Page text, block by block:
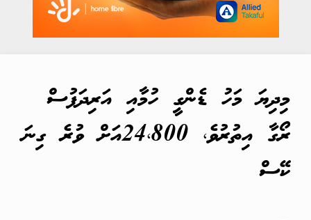
މިދިޔަ މަހު ޑެންގީ ހުމާއި އަރިދަފުސް
ރޯގާ އިތުރުވެ، 24،800އަށް ވުރެ ގިނަ
ކޭސް